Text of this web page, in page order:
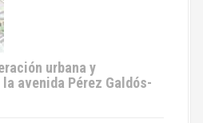
urbana y
avenida Pérez Galdós-